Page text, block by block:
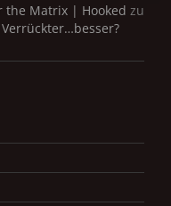
the Matrix | Hooked zu